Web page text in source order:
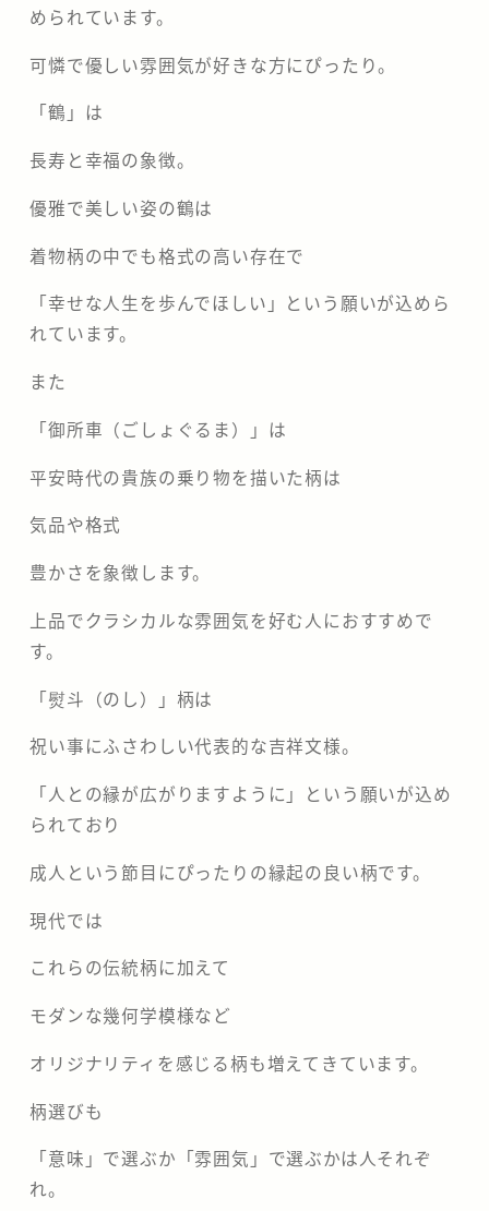
められています。
可憐で優しい雰囲気が好きな方にぴったり。
「鶴」は
長寿と幸福の象徴。
優雅で美しい姿の鶴は
着物柄の中でも格式の高い存在で
「幸せな人生を歩んでほしい」という願いが込めら
れています。
また
「御所車（ごしょぐるま）」は
平安時代の貴族の乗り物を描いた柄は
気品や格式
豊かさを象徴します。
上品でクラシカルな雰囲気を好む人におすすめで
す。
「熨斗（のし）」柄は
祝い事にふさわしい代表的な吉祥文様。
「人との縁が広がりますように」という願いが込め
られており
成人という節目にぴったりの縁起の良い柄です。
現代では
これらの伝統柄に加えて
モダンな幾何学模様など
オリジナリティを感じる柄も増えてきています。
柄選びも
「意味」で選ぶか「雰囲気」で選ぶかは人それぞ
れ。